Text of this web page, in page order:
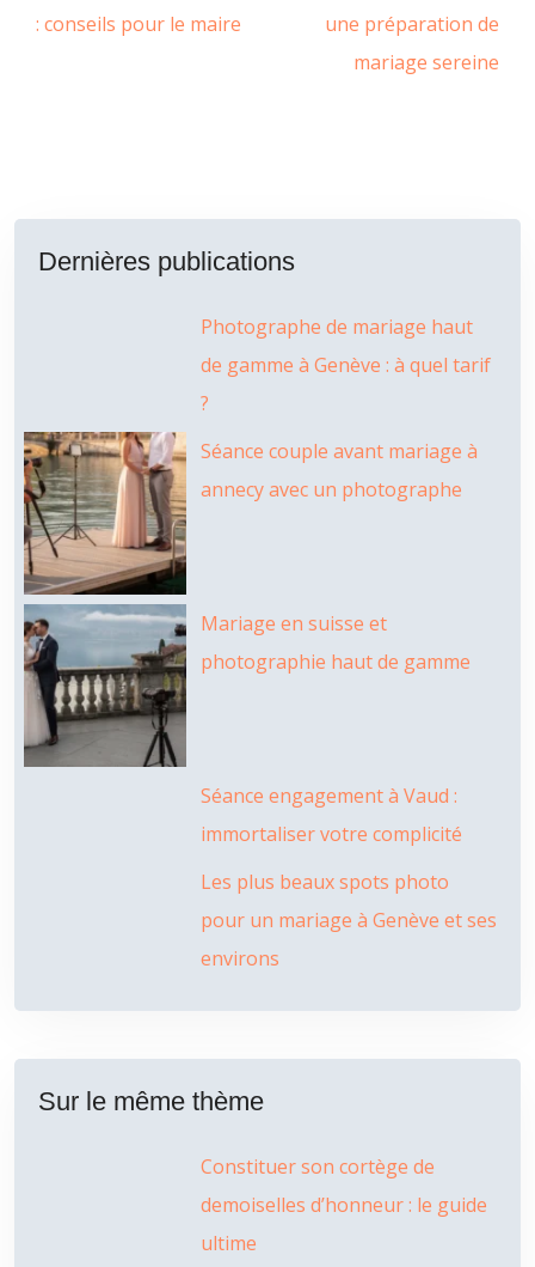
: conseils pour le maire
une préparation de
mariage sereine
Dernières publications
Photographe de mariage haut
de gamme à Genève : à quel tarif
?
Séance couple avant mariage à
annecy avec un photographe
Mariage en suisse et
photographie haut de gamme
Séance engagement à Vaud :
immortaliser votre complicité
Les plus beaux spots photo
pour un mariage à Genève et ses
environs
Sur le même thème
Constituer son cortège de
demoiselles d’honneur : le guide
ultime